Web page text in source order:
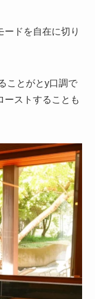
ドを自在に切り
ことがとy口調で
ーストすることも